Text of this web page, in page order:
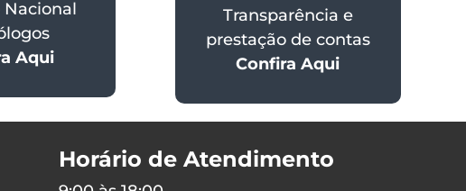
Nacional
Aqui
Transparência e
prestação de contas
Confira Aqui
Horário de Atendimento